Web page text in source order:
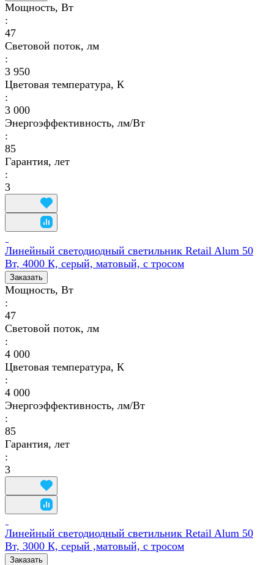
Мощность, Вт
:
47
Световой поток, лм
:
3 950
Цветовая температура, К
:
3 000
Энергоэффективность, лм/Вт
:
85
Гарантия, лет
:
3
Линейный светодиодный светильник Retail Alum 50
Вт, 4000 К, серый, матовый, с тросом
Заказать
Мощность, Вт
:
47
Световой поток, лм
:
4 000
Цветовая температура, К
:
4 000
Энергоэффективность, лм/Вт
:
85
Гарантия, лет
:
3
Линейный светодиодный светильник Retail Alum 50
Вт, 3000 К, серый ,матовый, с тросом
Заказать